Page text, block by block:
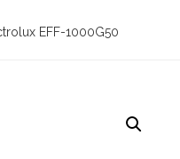
EFF-1000G50